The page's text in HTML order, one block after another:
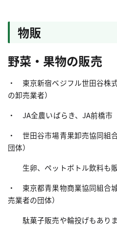
物販
野菜・果物の販売
・ 東京新宿ベジフル世田谷株
の卸売業者）
・ JA全農いばらき、JA前橋市
・ 世田谷市場青果卸売協同組
団体）
生卵、ペットボトル飲料も販
・ 東京都青果物商業協同組合
売業者の団体）
駄菓子販売や輪投げもありま